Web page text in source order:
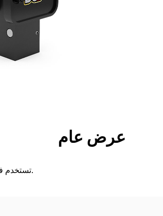
الأدوات
عرض عام
تستخدم في التطبيقات الخاصة بالهدم والتشييد.